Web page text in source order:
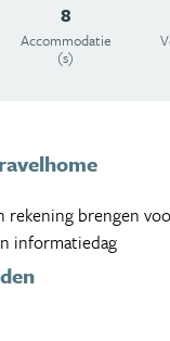
8
Accommodatie
(s)
rekening brengen
informatiedag